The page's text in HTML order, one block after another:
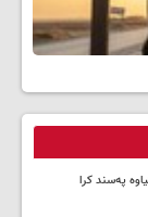
پەسند کرا